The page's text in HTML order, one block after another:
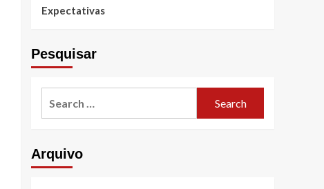
Expectativas
Pesquisar
Arquivo